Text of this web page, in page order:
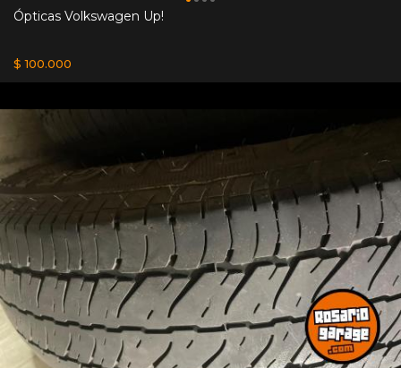
Ópticas Volkswagen Up!
$ 100.000